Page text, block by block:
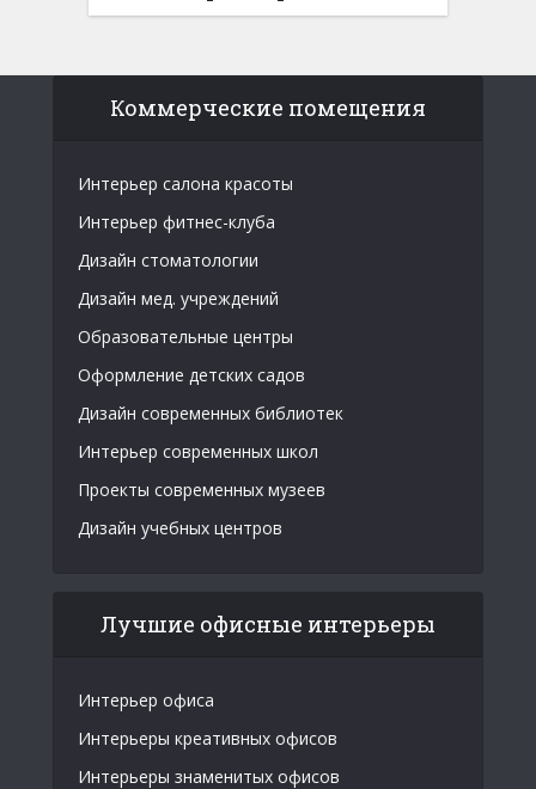
Коммерческие помещения
Интерьер салона красоты
Интерьер фитнес-клуба
Дизайн стоматологии
Дизайн мед. учреждений
Образовательные центры
Оформление детских садов
Дизайн современных библиотек
Интерьер современных школ
Проекты современных музеев
Дизайн учебных центров
Лучшие офисные интерьеры
Интерьер офиса
Интерьеры креативных офисов
Интерьеры знаменитых офисов